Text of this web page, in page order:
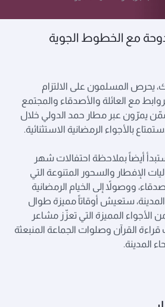
مع الخطوط الجوية
يحرص المسلمون على الالتزام
مع العائلة والأصدقاء والمجتمع
يمرّون عبر مطار حمد الدولي خلال
بالأجواء الرمضانية الاستثنائية.
أيضاً بملاحظة احتفالات شهر
الإفطار والسحور المتنوعة التي
ووصولاً إلى الخيام الرمضانية
ستعيش أوقاتاً مميزة طوال
الأجواء المميزة التي تعزّز مشاعر
القرآن وصلوات الجماعة المنبعثة
المدينة.